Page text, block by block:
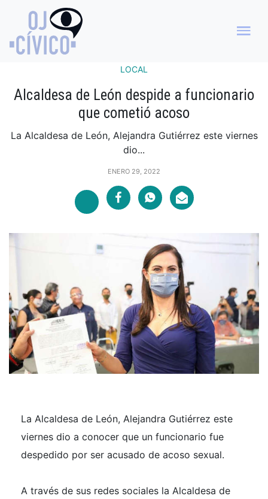
LOCAL
Alcaldesa de León despide a funcionario
que cometió acoso
La Alcaldesa de León, Alejandra Gutiérrez este viernes
dio...
ENERO 29, 2022
La Alcaldesa de León, Alejandra Gutiérrez este
viernes dio a conocer que un funcionario fue
despedido por ser acusado de acoso sexual.
A través de sus redes sociales la Alcaldesa de